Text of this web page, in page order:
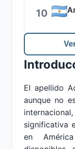
10
El apellido
aunque no
significativa
en